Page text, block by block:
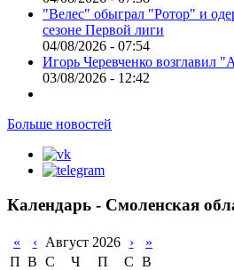
"Велес" обыграл "Ротор" и
сезоне Первой лиги
04/08/2026 - 07:54
Игорь Черевченко возглавил
03/08/2026 - 12:42
Больше новостей
Календарь - Смоленская
« ‹ Август 2026 ›
»
П В С Ч П С В